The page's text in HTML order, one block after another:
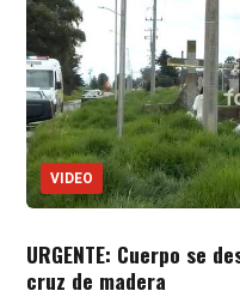
VIDEO
URGENTE: Cuerpo se
cruz de madera